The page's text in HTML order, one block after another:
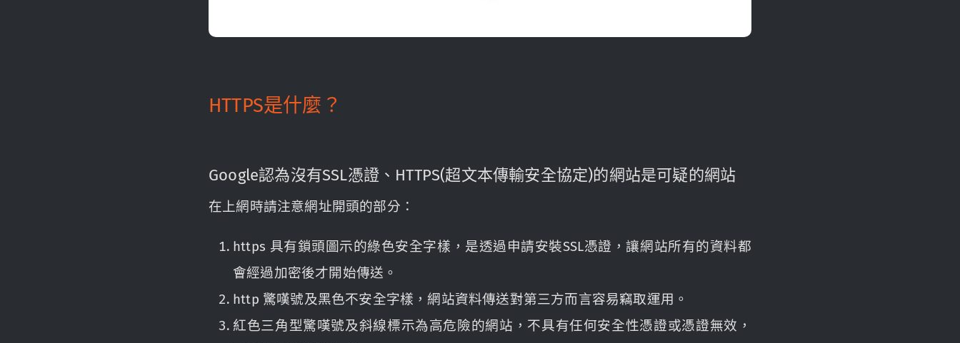
HTTPS是什麼？
Google認為沒有SSL憑證、HTTPS(超文本傳輸安全協定)的網站是可疑的網站
在上網時請注意網址開頭的部分：
https 具有鎖頭圖示的綠色安全字樣，是透過申請安裝SSL憑證，讓網站所有的資料都
會經過加密後才開始傳送。
http 驚嘆號及黑色不安全字樣，網站資料傳送對第三方而言容易竊取運用。
紅色三角型驚嘆號及斜線標示為高危險的網站，不具有任何安全性憑證或憑證無效，